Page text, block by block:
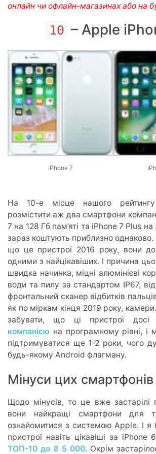
онлайн чи офлайн-магазинах або на
10 – Apple
iPhone 7
На 10-е місце нашого
розмістити аж два смартфони
7 на 128 Гб пам’яті та iPhone 7 Plus на
зараз коштують приблизно однаково.
що це пристрої 2016 року, вони
одними з найцікавіших. І причина
швидка начинка, міцні алюмінієві
води та пилу за стандартом IP67,
фронтальний сканер відбитків
як по міркам кінця 2019 року,
забувати, що ці пристрої досі
компанією на програмному рівні, і
підтримуватися ще 1-2 роки, чого
будь-якому Android флагману.
Мінуси цих смартфонів
Щодо мінусів, то це вже застарілі
вони найкращі смартфони для
ознайомитися з системою Apple. І я
пристрої навіть цікавіші за iPhone
ТОП-10 до ₴ 5 000. Окрім